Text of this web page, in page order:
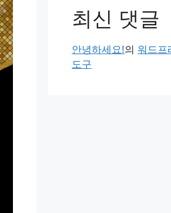
최신 댓글
안녕하세요!의 워드프
도구